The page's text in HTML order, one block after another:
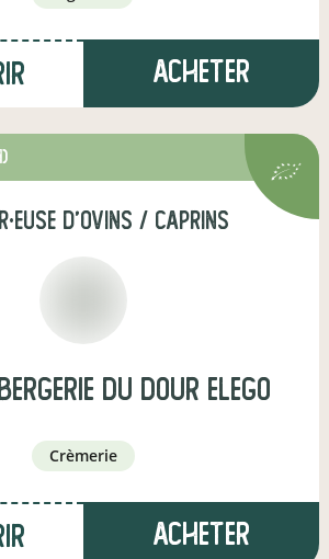
Acheter
d'ovins / caprins
du dour elego
crèmerie
Acheter